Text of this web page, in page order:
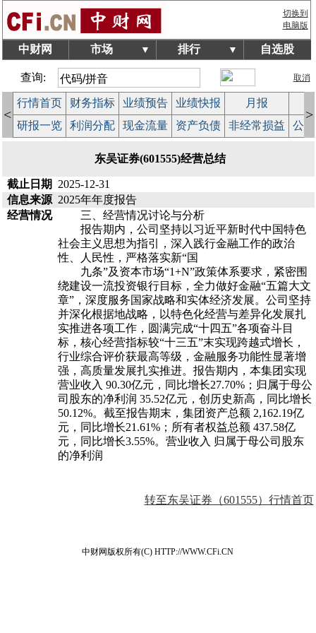
切换到
电脑版
中财网 市场 ▼ 排行 ▼ 自选股
查询: 取消
<
行情首页 财务指标 业绩预告 业绩快报 月报
研报一览
利润分配 现金流量 资产负债 非经常损益 公
>
东吴证券(601555)经营总结
截止日期
2025-12-31
信息来源 2025年年度报告
经营情况
三、经营情况讨论与分析
报告期内，公司坚持以习近平新时代中国特色
社会主义思想为指引，深入践行金融工作的政治
性、人民性，严格落实新“国
九条”及资本市场“1+N”政策体系要求，紧密围
绕建设一流投资银行目标，全力做好金融“五篇大文
章”，深度服务国家战略和实体经济发展。公司坚持
并深化根据地战略，以特色化经营与差异化发展扎
实推进各项工作，圆满完成“十四五”各项奋斗目
标，核心经营指标较“十三五”末实现跨越式增长，
行业综合评价获最高等级，金融服务功能性显著增
强，高质量发展扎实推进。报告期内，本集团实现
营业收入 90.30亿元，同比增长27.70%；归属于母公
司股东的净利润 35.52亿元，创历史新高，同比增长
50.12%。截至报告期末，集团资产总额 2,162.19亿
元，同比增长21.61%；所有者权益总额 437.58亿
元，同比增长3.55%。营业收入 归属于母公司股东
的净利润
转至东吴证券（601555）行情首页
中财网版权所有(C) HTTP://WWW.CFi.CN